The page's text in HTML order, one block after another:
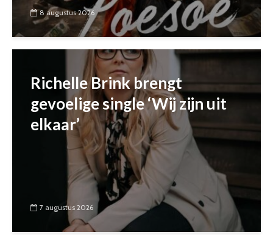
8 augustus 2026
Richelle Brink brengt
gevoelige single ‘Wij zijn uit
elkaar’
7 augustus 2026